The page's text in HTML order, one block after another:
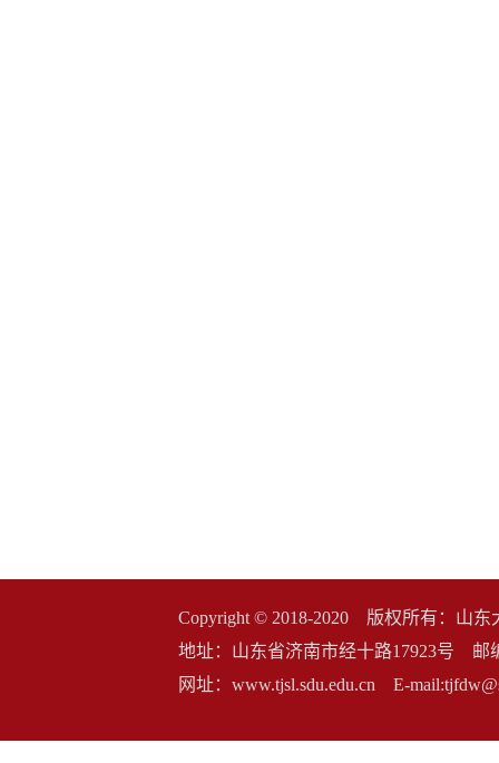
Copyright © 2018-2020 版权所有：山
地址：山东省济南市经十路17923号 邮
网址：www.tjsl.sdu.edu.cn E-